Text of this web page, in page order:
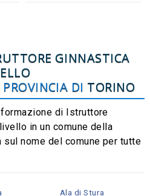
GINNASTICA
DI TORINO
di Istruttore
in un comune della
sul nome del comune per tutte
Ala di Stura